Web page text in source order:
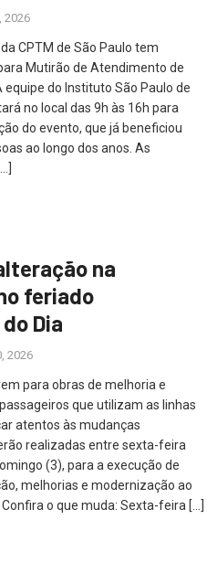
2026
CPTM de São Paulo tem
Mutirão de Atendimento de
do Instituto São Paulo de
no local das 9h às 16h para
do evento, que já beneficiou
ao longo dos anos. As
na
feriado
Dia
2026
para obras de melhoria e
que utilizam as linhas
atentos às mudanças
realizadas entre sexta-feira
(3), para a execução de
melhorias e modernização ao
o que muda: Sexta-feira […]